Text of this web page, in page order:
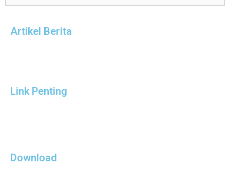
Artikel Berita
Link Penting
Download